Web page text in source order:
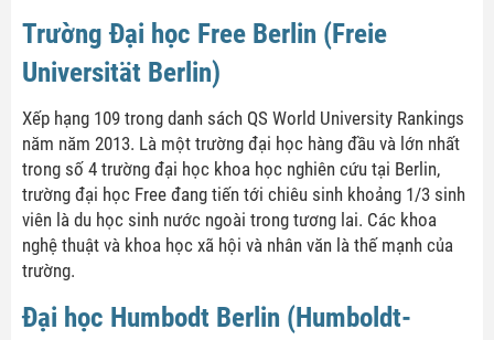
Trường Đại học Free Berlin (Freie
Universität Berlin)
Xếp hạng 109 trong danh sách QS World University Rankings
năm năm 2013. Là một trường đại học hàng đầu và lớn nhất
trong số 4 trường đại học khoa học nghiên cứu tại Berlin,
trường đại học Free đang tiến tới chiêu sinh khoảng 1/3 sinh
viên là du học sinh nước ngoài trong tương lai. Các khoa
nghệ thuật và khoa học xã hội và nhân văn là thế mạnh của
trường.
Đại học Humbodt Berlin (Humboldt-